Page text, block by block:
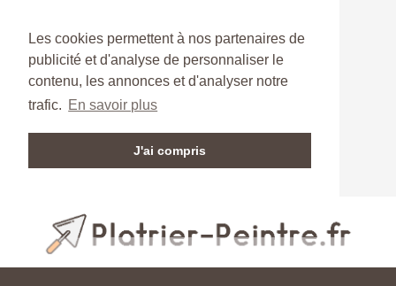
Les cookies permettent à nos partenaires de
publicité et d'analyse de personnaliser le
contenu, les annonces et d'analyser notre
trafic. En savoir plus
J'ai compris